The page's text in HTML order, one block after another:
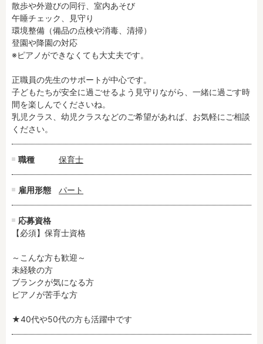
散歩や外遊びの同行、室内あそび
午睡チェック、見守り
環境整備（備品の点検や消毒、清掃）
登園や降園の対応
※ピアノができなくても大丈夫です。
正職員の先生のサポートが中心です。
子どもたちが安全に過ごせるよう見守りながら、一緒に過ごす時
間を楽しんでくださいね。
乳児クラス、幼児クラスなどのご希望があれば、お気軽にご相談
ください。
職種 保育士
雇用形態 パート
応募資格
【必須】保育士資格
～こんな方も歓迎～
未経験の方
ブランクが気になる方
ピアノが苦手な方
★40代や50代の方も活躍中です
オープニング求人
マイカー通勤OK
小規模保育園
社会福祉法人
株式会社
く！
月収見込み